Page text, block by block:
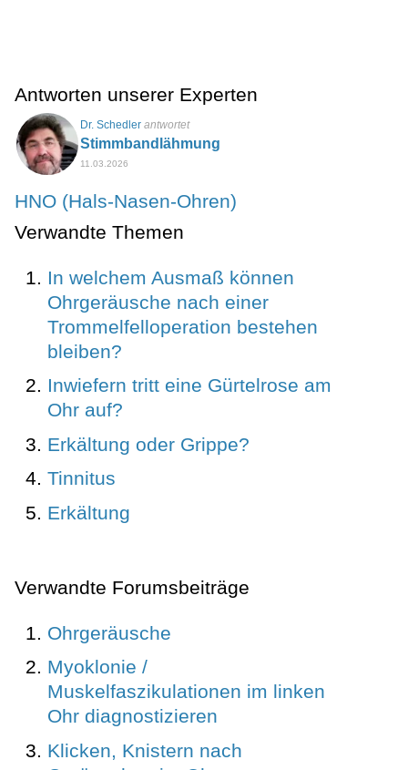
Antworten unserer Experten
Dr. Schedler antwortet
Stimmbandlähmung
11.03.2026
HNO (Hals-Nasen-Ohren)
Verwandte Themen
In welchem Ausmaß können
Ohrgeräusche nach einer
Trommelfelloperation bestehen
bleiben?
Inwiefern tritt eine Gürtelrose am
Ohr auf?
Erkältung oder Grippe?
Tinnitus
Erkältung
Verwandte Forumsbeiträge
Ohrgeräusche
Myoklonie /
Muskelfaszikulationen im linken
Ohr diagnostizieren
Klicken, Knistern nach